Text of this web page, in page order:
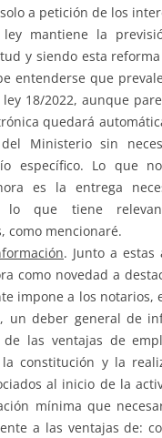
a petición de los
mantiene la
y siendo esta
entenderse que
18/2022, aunque
quedará
Ministerio sin
específico. Lo que
es la entrega
lo que tiene
como mencionaré.
. Junto a estas
como novedad a
impone a los notarios,
un deber general de
de las ventajas de
la constitución y la
al inicio de la
mínima que
a las ventajas de: